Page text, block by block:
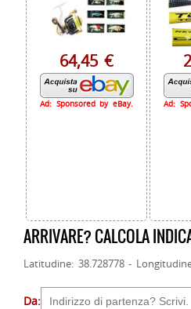
64,45 €
Ad: Sponsored by eBay. Ad:
ARRIVARE? CALCOLA
Latitudine: 38.728778 -
Da: